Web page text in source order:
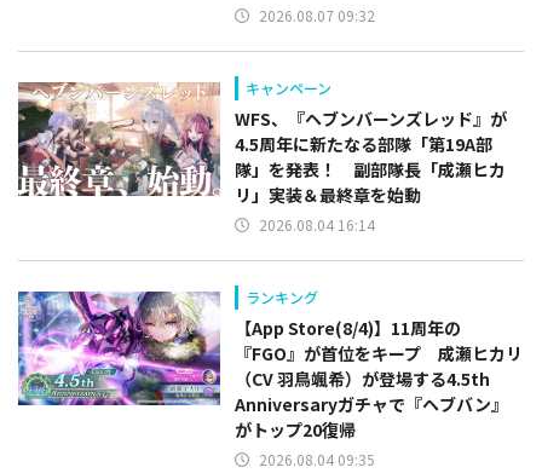
2026.08.07 09:32
キャンペーン
WFS、『ヘブンバーンズレッド』が
4.5周年に新たなる部隊「第19A部
隊」を発表！ 副部隊⻑「成瀬ヒカ
リ」実装＆最終章を始動
2026.08.04 16:14
ランキング
【App Store(8/4)】11周年の
『FGO』が首位をキープ 成瀬ヒカリ
（CV 羽鳥颯希）が登場する4.5th
Anniversaryガチャで『ヘブバン』
がトップ20復帰
2026.08.04 09:35